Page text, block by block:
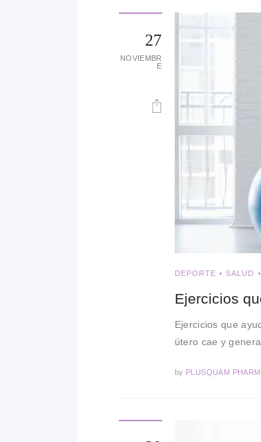
27
NOVIEMBR
E
DEPORTE SALUD
Ejercicios
Ejercicios que
útero cae y
by PLUSQUAM